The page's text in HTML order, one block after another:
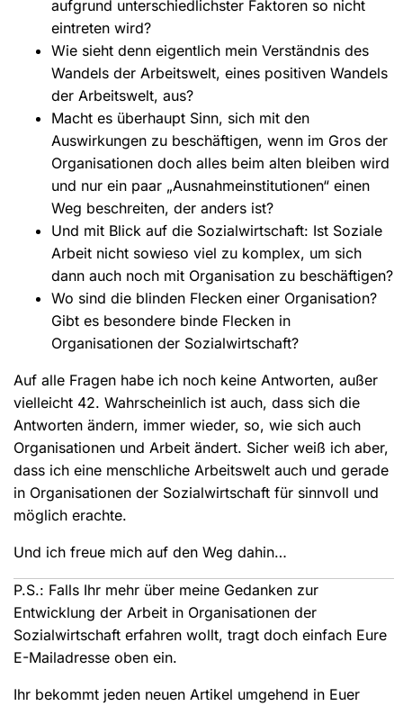
aufgrund unterschiedlichster Faktoren so nicht
eintreten wird?
Wie sieht denn eigentlich mein Verständnis des
Wandels der Arbeitswelt, eines positiven Wandels
der Arbeitswelt, aus?
Macht es überhaupt Sinn, sich mit den
Auswirkungen zu beschäftigen, wenn im Gros der
Organisationen doch alles beim alten bleiben wird
und nur ein paar „Ausnahmeinstitutionen“ einen
Weg beschreiten, der anders ist?
Und mit Blick auf die Sozialwirtschaft: Ist Soziale
Arbeit nicht sowieso viel zu komplex, um sich
dann auch noch mit Organisation zu beschäftigen?
Wo sind die blinden Flecken einer Organisation?
Gibt es besondere binde Flecken in
Organisationen der Sozialwirtschaft?
Auf alle Fragen habe ich noch keine Antworten, außer
vielleicht 42. Wahrscheinlich ist auch, dass sich die
Antworten ändern, immer wieder, so, wie sich auch
Organisationen und Arbeit ändert. Sicher weiß ich aber,
dass ich eine menschliche Arbeitswelt auch und gerade
in Organisationen der Sozialwirtschaft für sinnvoll und
möglich erachte.
Und ich freue mich auf den Weg dahin…
P.S.: Falls Ihr mehr über meine Gedanken zur
Entwicklung der Arbeit in Organisationen der
Sozialwirtschaft erfahren wollt, tragt doch einfach Eure
E-Mailadresse oben ein.
Ihr bekommt jeden neuen Artikel umgehend in Euer